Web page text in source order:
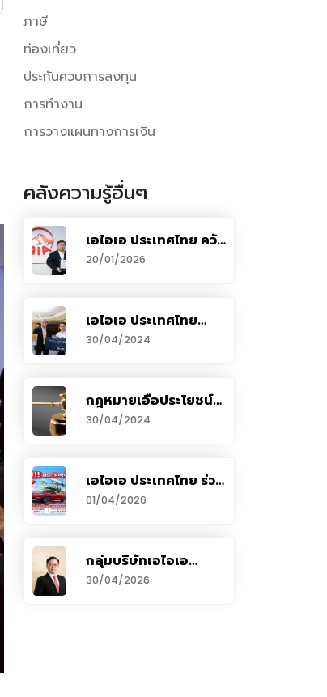
ภาษี
ท่องเที่ยว
ประกันควบการลงทุน
การทำงาน
การวางแผนทางการเงิน
คลังความรู้อื่นๆ
เอไอเอ ประเทศไทย คว้า
รางวัล Top
Investment Houses
Benchmark
Research Awards
2025
20/01/2026
เอไอเอ ประเทศไทย
มอบสิทธิพิเศษสุดเอ็กซ์
คลูซีฟ ที่โรงภาพยนตร์
ไอเอ เพรสทีจ คลับ
30/04/2024
กฎหมายเอื้อประโยชน์
ให้ใคร บริษัทประกันชีวิต
หรือลูกค้าผู้ถือ
30/04/2024
เอไอเอ ประเทศไทย ร่วม
กับ เอ ไลฟ์ จัดแคมเปญ
“กรมธรรม์ประกันภัย
มอบกรมธรรม์ประกัน
ภัยกลุ่ม วงเงินคุ้มครอง
สูงสุด 100,000 บาทต่อ
01/04/2026
กลุ่มบริษัทเอไอเอ
รายงานการเติบโตของ
มูลค่าธุรกิจใหม่
30/04/2026